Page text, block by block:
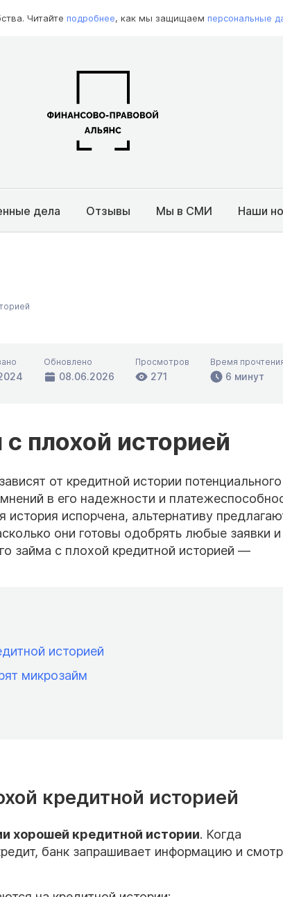
Читайте подробнее, как мы защищаем персональные
дела Отзывы Мы в СМИ Наши
Обновлено
08.06.2026
Просмотров
271
Время
6 минут
плохой историей
от кредитной истории потенциального
в его надежности и
история испорчена, альтернативу
они готовы одобрять любые заявки
займа с плохой кредитной историей —
историей
микрозайм
кредитной историей
хорошей кредитной истории. Когда
банк запрашивает информацию и